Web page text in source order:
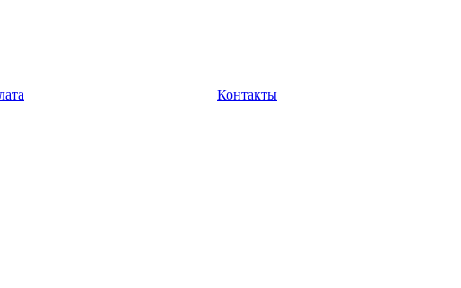
Контакты